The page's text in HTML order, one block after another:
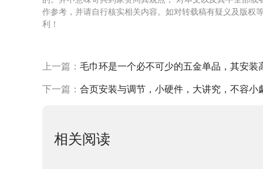
作参考，并请自行核实相关内容。如对转载稿有疑义及版权
利！
上一篇： 毛巾环是一个必不可少的五金单品，其安装
下一篇： 合页安装与调节，小硬件，大讲究，不容小
相关阅读